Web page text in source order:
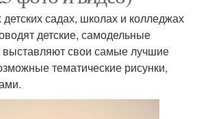
садах, школах и колледжах
детские, самодельные
выставляют свои самые лучшие
тематические рисунки,